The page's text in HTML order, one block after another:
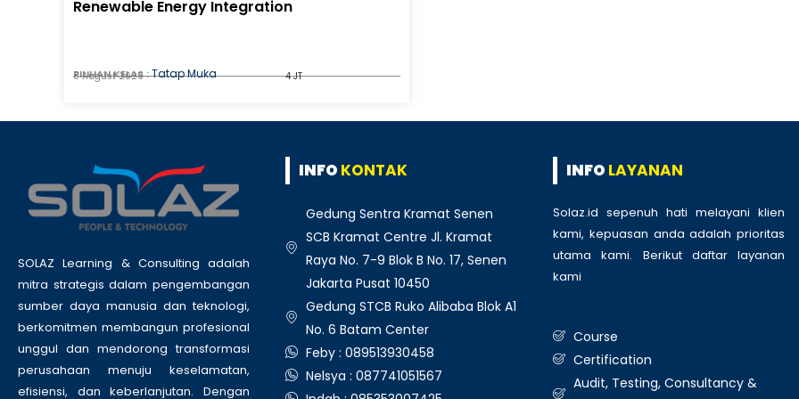
Renewable Energy Integration
PILIHAN KELAS :Tatap Muka
8 August 2026 4 JT
SOLAZ Learning & Consulting adalah
mitra strategis dalam pengembangan
sumber daya manusia dan teknologi,
berkomitmen membangun profesional
unggul dan mendorong transformasi
perusahaan menuju keselamatan,
efisiensi, dan keberlanjutan. Dengan
INFO KONTAK
Gedung Sentra Kramat Senen
SCB Kramat Centre Jl. Kramat
Raya No. 7-9 Blok B No. 17, Senen
Jakarta Pusat 10450
Gedung STCB Ruko Alibaba Blok A1
No. 6 Batam Center
Feby : 089513930458
Nelsya : 087741051567
INFO LAYANAN
Solaz.id sepenuh hati melayani klien
kami, kepuasan anda adalah prioritas
utama kami. Berikut daftar layanan
kami
Course
Certification
Audit, Testing, Consultancy &